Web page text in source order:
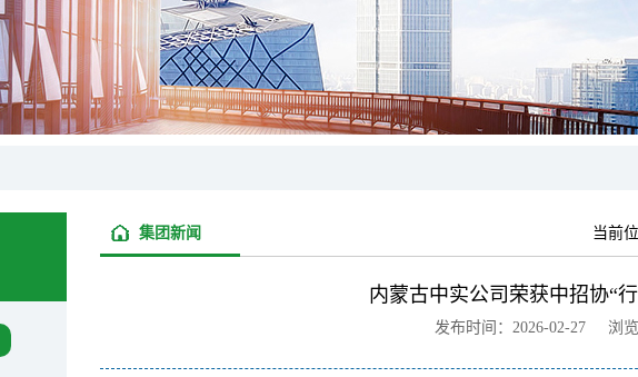
当前位
集团新闻
内蒙古中实公司荣获中招协“
发布时间：2026-02-27 浏览